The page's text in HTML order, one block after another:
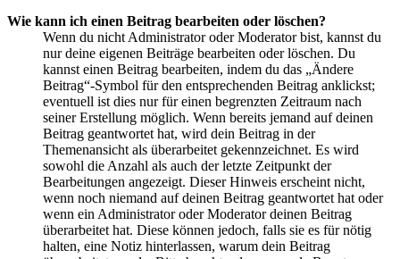
Wie kann ich einen Beitrag bearbeiten oder löschen?
Wenn du nicht Administrator oder Moderator bist, kannst du
nur deine eigenen Beiträge bearbeiten oder löschen. Du
kannst einen Beitrag bearbeiten, indem du das „Ändere
Beitrag“-Symbol für den entsprechenden Beitrag anklickst;
eventuell ist dies nur für einen begrenzten Zeitraum nach
seiner Erstellung möglich. Wenn bereits jemand auf deinen
Beitrag geantwortet hat, wird dein Beitrag in der
Themenansicht als überarbeitet gekennzeichnet. Es wird
sowohl die Anzahl als auch der letzte Zeitpunkt der
Bearbeitungen angezeigt. Dieser Hinweis erscheint nicht,
wenn noch niemand auf deinen Beitrag geantwortet hat oder
wenn ein Administrator oder Moderator deinen Beitrag
überarbeitet hat. Diese können jedoch, falls sie es für nötig
halten, eine Notiz hinterlassen, warum dein Beitrag